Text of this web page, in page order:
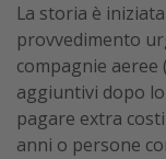
La storia è
provvedimento
compagnie aeree
aggiuntivi dopo
pagare extra
anni o persone